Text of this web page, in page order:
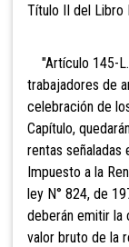
Título II del Libro
"Artículo 145-
trabajadores de
celebración de
Capítulo,
rentas señaladas
Impuesto a la
ley N° 824, de
deberán emitir la
valor bruto de la